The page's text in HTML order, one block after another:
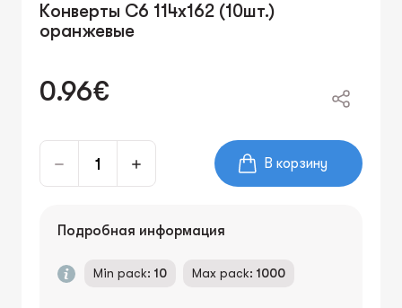
Конверты C6 114x162 (10шт.)
оранжевые
0.96€
В корзину
Подробная информация
Min pack: 10 Max pack: 1000